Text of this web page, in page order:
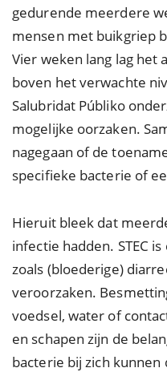
gedurende meerdere
mensen met buikgriep
Vier weken lang lag het
boven het verwachte
Salubridat Públiko
mogelijke oorzaken.
nagegaan of de
specifieke bacterie of
Hieruit bleek dat
infectie hadden. STEC
zoals (bloederige)
veroorzaken.
voedsel, water of
en schapen zijn de
bacterie bij zich kunnen